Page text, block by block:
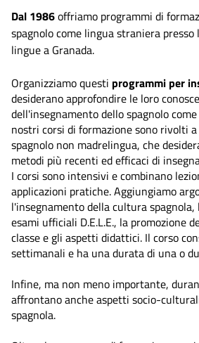
Dal 1986offriamo programmi di
spagnolo come lingua straniera presso
lingue a Granada.
Organizziamo questi programmi per
desiderano approfondire le loro
dell'insegnamento dello spagnolo
nostri corsi di formazione sono rivolti
spagnolo non madrelingua, che
metodi più recenti ed efficaci di
I corsi sono intensivi e combinano
applicazioni pratiche. Aggiungiamo
l'insegnamento della cultura spagnola,
esami ufficiali D.E.L.E., la promozione
classe e gli aspetti didattici. Il corso
settimanali e ha una durata di una o
Infine, ma non meno importante,
affrontano anche aspetti socio-
spagnola.